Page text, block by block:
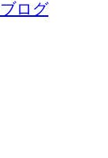
ブログ